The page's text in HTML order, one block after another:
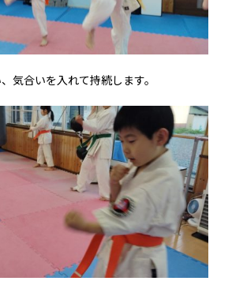
気合いを入れて持続します。